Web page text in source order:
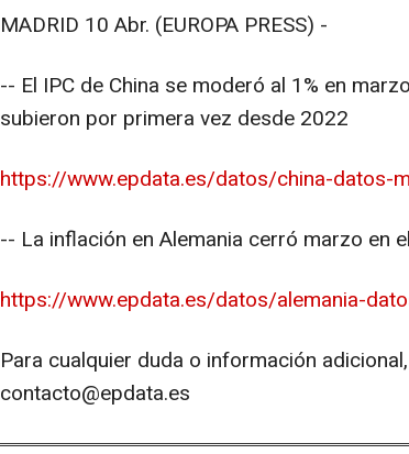
MADRID 10 Abr. (EUROPA PRESS) -
-- El IPC de China se moderó al 1% en
subieron por primera vez desde 2022
https://www.epdata.es/datos/china-datos-
-- La inflación en Alemania cerró marzo en
https://www.epdata.es/datos/alemania-
Para cualquier duda o información
contacto@epdata.es